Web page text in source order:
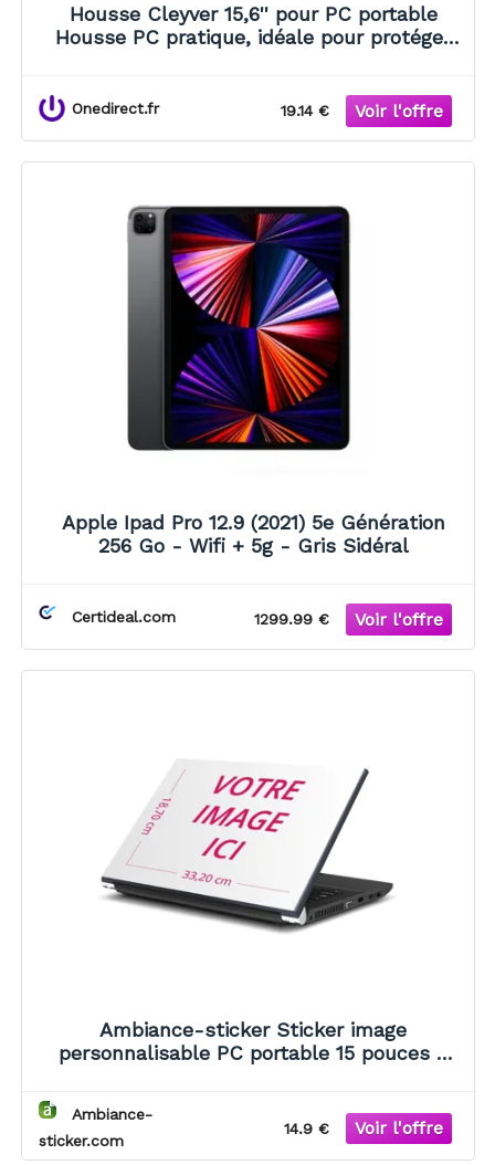
Housse Cleyver 15,6'' pour PC portable
Housse PC pratique, idéale pour protéger
Onedirect.fr 19.14 €
Apple Ipad Pro 12.9 (2021) 5e Génération
256 Go - Wifi + 5g - Gris Sidéral
Certideal.com 1299.99 €
Ambiance-sticker Sticker image
personnalisable PC portable 15 pouces -
Ambiance-
sticker.com
14.9 €